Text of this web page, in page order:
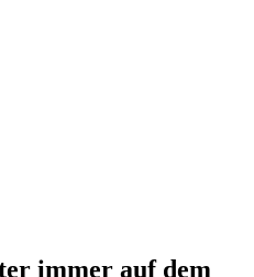
immer auf dem